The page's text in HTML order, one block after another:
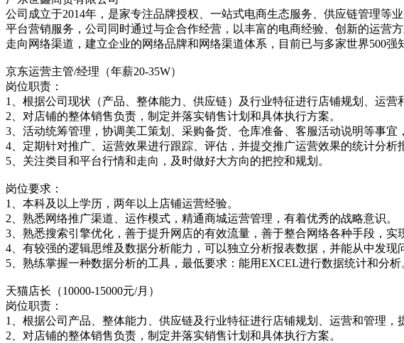
公司成立于2014年，是家专注品牌授权、一站式电商生态服务、供应链管理
平台营销服务，公司同时通过与企合作经营，以丰富的电商经验、创新的运营
走向网络渠道，建立企业的网络品牌和网络渠道体系，目前已与多家世界500强
京东运营主管/经理（年薪20-35W）
岗位职责：
1、根据公司现状（产品、整体能力、供应链）及行业特征进行店铺规划、运
2、对店铺的整体销售负责，制定并落实销售计划和具体执行方案。
3、活动统筹管理，协调美工策划、采购备货、仓库准备、客服活动说明等事宜
4、定期针对推广、运营效果进行跟踪、评估，并提交推广运营效果的统计分析
5、关注类目和平台行情和走向，及时做好大方向的把控和规划。
岗位要求：
1、本科及以上学历，两年以上店铺运营经验。
2、熟悉网络推广渠道、运作模式，精通商城运营管理，有着优秀的战略意识。
3、熟悉搜索引擎优化，善于提升网店的有效流量，善于整合网络各种手段，实
4、有较强的逻辑思维及数据分析能力，可以独立分析报表数据，并能从中发现
5、熟练掌握一种数据分析的工具，最低要求：能用EXCEL进行数据统计和分析
天猫店长（10000-15000元/月）
岗位职责：
1、根据公司产品、整体能力、供应链及行业特征进行店铺规划、运营和管理
2、对店铺的整体销售负责，制定并落实销售计划和具体执行方案。